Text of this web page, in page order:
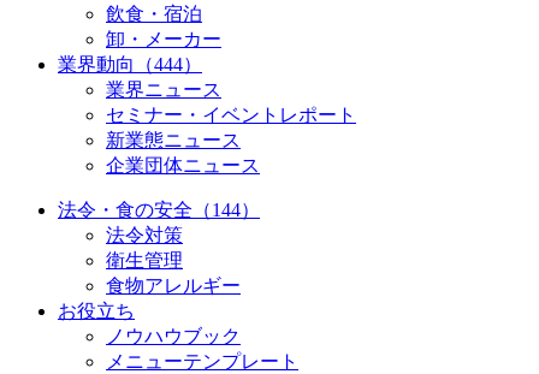
飲食・宿泊
卸・メーカー
業界動向（444）
業界ニュース
セミナー・イベントレポート
新業態ニュース
企業団体ニュース
法令・食の安全（144）
法令対策
衛生管理
食物アレルギー
お役立ち
ノウハウブック
メニューテンプレート